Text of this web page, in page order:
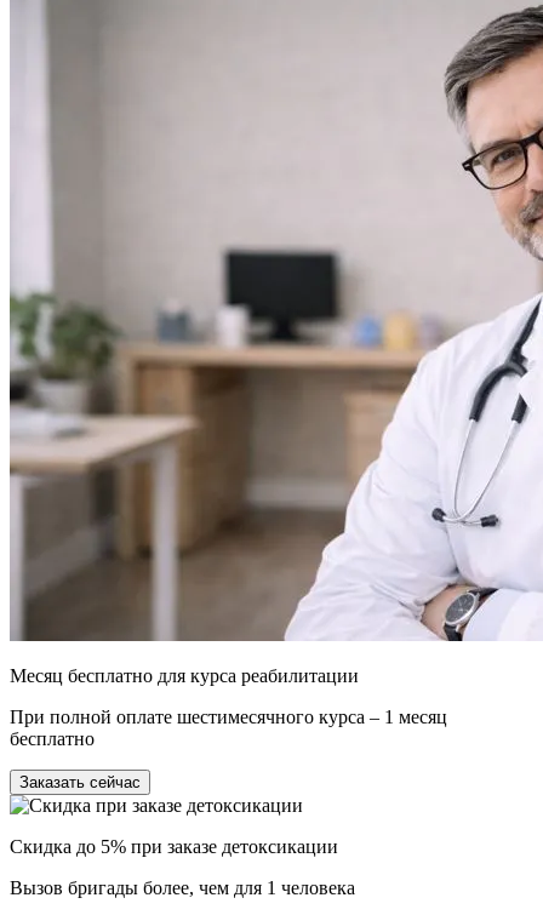
Месяц бесплатно для курса реабилитации
При полной оплате шестимесячного курса – 1 месяц
бесплатно
Заказать сейчас
Скидка до 5% при заказе детоксикации
Вызов бригады более, чем для 1 человека